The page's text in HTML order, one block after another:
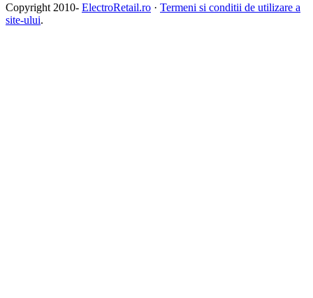
Copyright 2010- ElectroRetail.ro · Termeni si conditii de utilizare a
site-ului.